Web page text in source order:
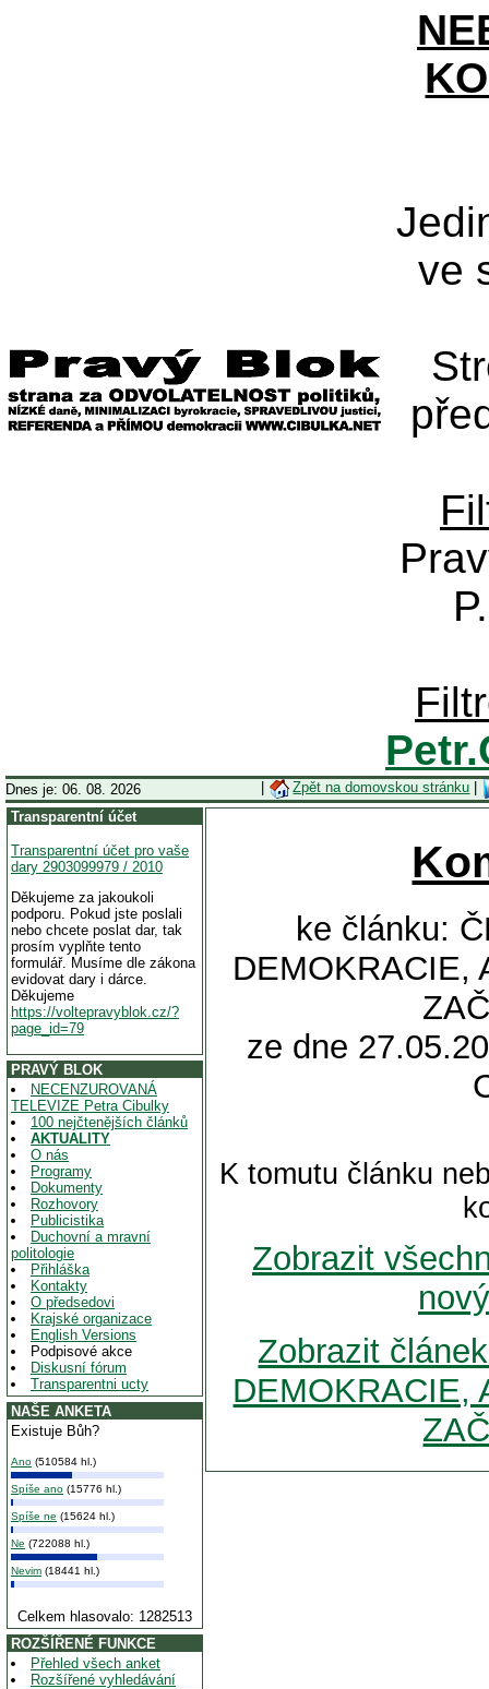
ve
Dnes je: 06. 08. 2026 Zpět na domovskou stránku
Transparentní účet
Transparentní účet pro vaše
dary 2903099979 / 2010
Děkujeme za jakoukoli
podporu. Pokud jste poslali
nebo chcete poslat dar, tak
prosím vyplňte tento
formulář. Musíme dle zákona
evidovat dary i dárce.
Děkujeme
https://voltepravyblok.cz/?
page_id=79
PRAVÝ BLOK
NECENZUROVANÁ
TELEVIZE Petra Cibulky
100 nejčtenějších článků
AKTUALITY
O nás
Programy
Dokumenty
Rozhovory
Publicistika
Duchovní a mravní
politologie
Přihláška
Kontakty
O předsedovi
Krajské organizace
English Versions
Podpisové akce
Diskusní fórum
Transparentni ucty
NAŠE ANKETA
Existuje Bůh?
Ano (510584 hl.)
Spíše ano (15776 hl.)
Spíše ne (15624 hl.)
Ne (722088 hl.)
Nevim (18441 hl.)
Celkem hlasovalo: 1282513
ROZŠÍŘENÉ FUNKCE
Přehled všech anket
Rozšířené vyhledávání
ke článku:
DEMOKRACIE,
ze dne
K tomutu článku
Zobrazit
Zobrazit
DEMOKRACIE,